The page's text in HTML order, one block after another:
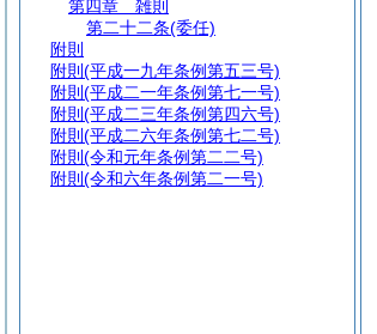
第四章
雑則
第二十二条(委任)
附則
附則 (平成一九年条例第五三号)
附則 (平成二一年条例第七一号)
附則 (平成二三年条例第四六号)
附則 (平成二六年条例第七二号)
附則 (令和元年条例第二二号)
附則 (令和六年条例第二一号)